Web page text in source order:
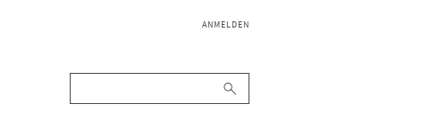
NAVIGATION
ANMELDEN